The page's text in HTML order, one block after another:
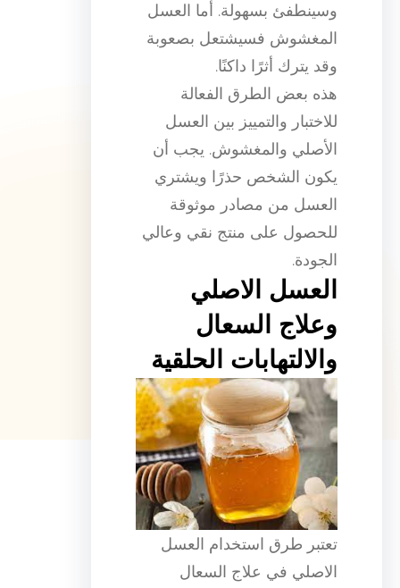
وسينطفئ بسهولة. أما العسل
المغشوش فسيشتعل بصعوبة
وقد يترك أثرًا داكنًا.
هذه بعض الطرق الفعالة
للاختبار والتمييز بين العسل
الأصلي والمغشوش. يجب أن
يكون الشخص حذرًا ويشتري
العسل من مصادر موثوقة
للحصول على منتج نقي وعالي
الجودة.
العسل الاصلي
وعلاج السعال
والالتهابات الحلقية
تعتبر طرق استخدام العسل
الاصلي في علاج السعال